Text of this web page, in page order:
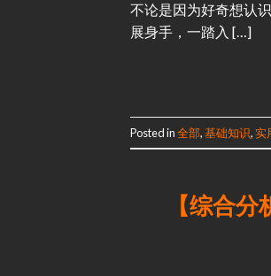
不论是因为好奇想认
展身手，一踏入 […]
Posted in全部,基础知识,实
【综合